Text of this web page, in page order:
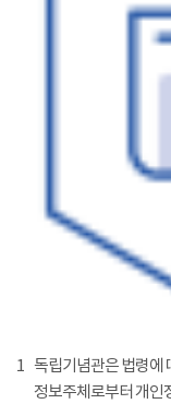
1 독립기념관은 법령에
정보주체로부터 개인